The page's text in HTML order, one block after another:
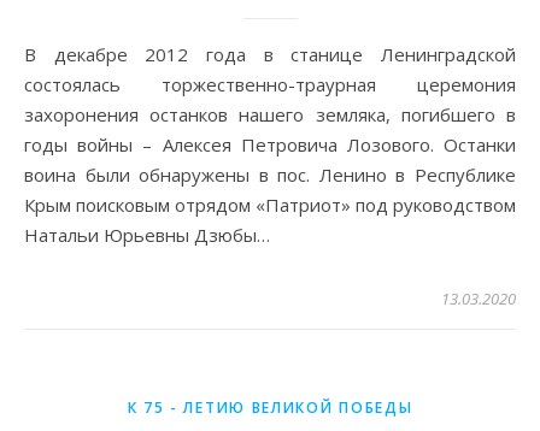
В декабре 2012 года в станице Ленинградской
состоялась торжественно-траурная церемония
захоронения останков нашего земляка, погибшего в
годы войны – Алексея Петровича Лозового. Останки
воина были обнаружены в пос. Ленино в Республике
Крым поисковым отрядом «Патриот» под руководством
Натальи Юрьевны Дзюбы…
13.03.2020
К 75 - ЛЕТИЮ ВЕЛИКОЙ ПОБЕДЫ